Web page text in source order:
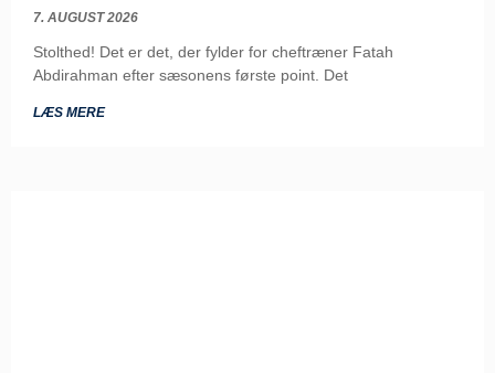
7. AUGUST 2026
Stolthed! Det er det, der fylder for cheftræner Fatah
Abdirahman efter sæsonens første point. Det
LÆS MERE